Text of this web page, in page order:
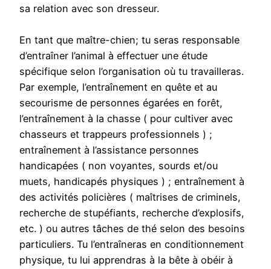
sa relation avec son dresseur.
En tant que maître-chien; tu seras responsable
d’entraîner l’animal à effectuer une étude
spécifique selon l’organisation où tu travailleras.
Par exemple, l’entraînement en quête et au
secourisme de personnes égarées en forêt,
l’entraînement à la chasse ( pour cultiver avec
chasseurs et trappeurs professionnels ) ;
entraînement à l’assistance personnes
handicapées ( non voyantes, sourds et/ou
muets, handicapés physiques ) ; entraînement à
des activités policières ( maîtrises de criminels,
recherche de stupéfiants, recherche d’explosifs,
etc. ) ou autres tâches de thé selon des besoins
particuliers. Tu l’entraîneras en conditionnement
physique, tu lui apprendras à la bête à obéir à